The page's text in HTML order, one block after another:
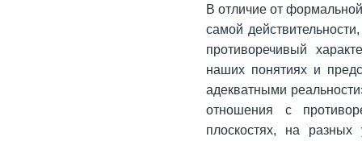
В отличие от
самой
противоречивый
наших понятиях и
адекватными
отношения с
плоскостях, на разных